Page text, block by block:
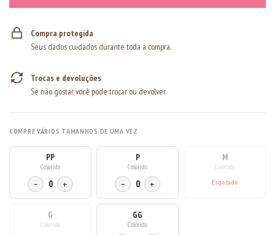
Compra protegida
Seus dados cuidados durante toda a compra.
Trocas e devoluções
Se não gostar, você pode trocar ou devolver.
COMPRE VÁRIOS TAMANHOS DE UMA VEZ
PP
Colorido
− 0 +
P
Colorido
− 0 +
M
Colorido
G
Colorido
GG
Colorido